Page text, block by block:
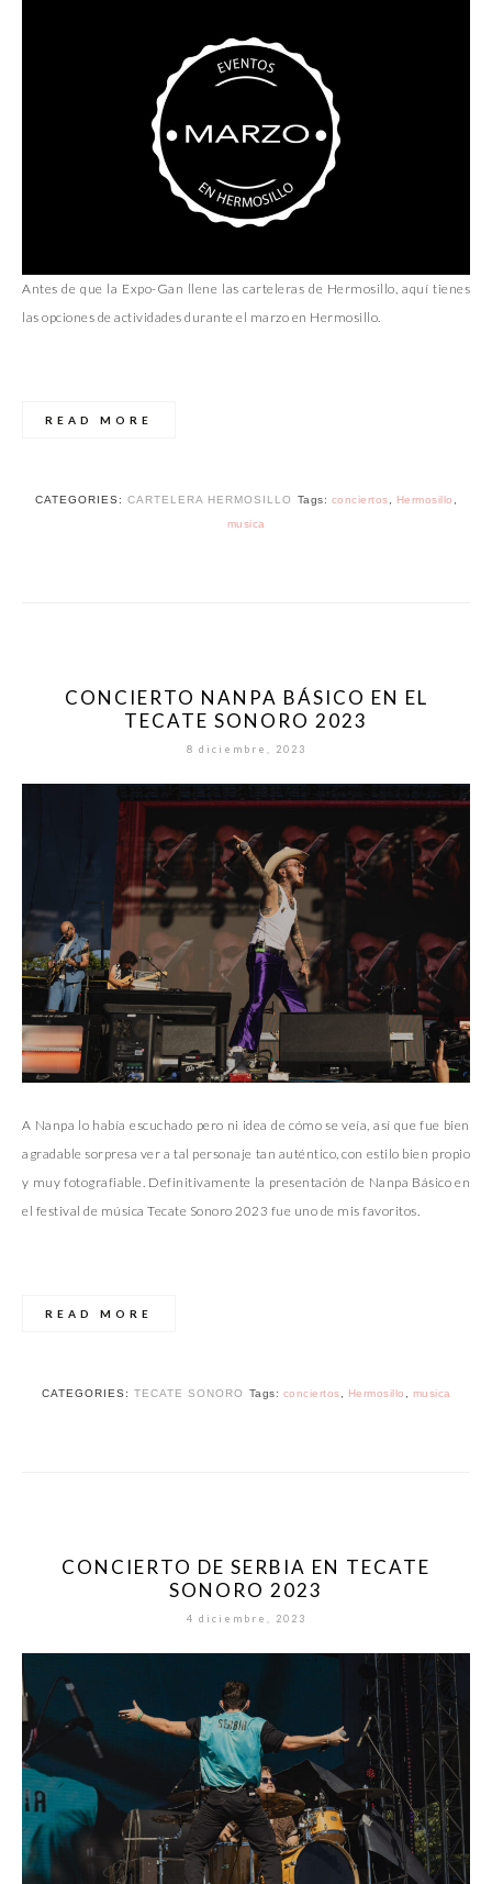
Antes de que la Expo-Gan llene las carteleras de Hermosillo, aquí tienes
las opciones de actividades durante el marzo en Hermosillo.
READ MORE
CATEGORIES: CARTELERA HERMOSILLO Tags: conciertos Hermosillo
musica
CONCIERTO NANPA BÁSICO EN EL
TECATE SONORO 2023
8 diciembre, 2023
A Nanpa lo había escuchado pero ni idea de cómo se veía, así que fue bien
agradable sorpresa ver a tal personaje tan auténtico, con estilo bien propio
y muy fotografiable. Definitivamente la presentación de Nanpa Básico en
el festival de música Tecate Sonoro 2023 fue uno de mis favoritos.
READ MORE
CATEGORIES: TECATE SONORO Tags: conciertos Hermosillo musica
CONCIERTO DE SERBIA EN TECATE
SONORO 2023
4 diciembre, 2023